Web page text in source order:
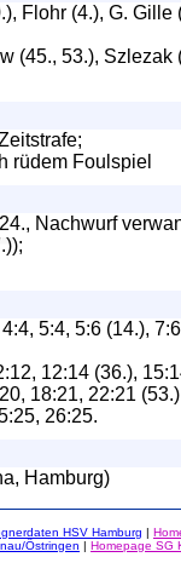
Flohr (4.), G. Gille
(45., 53.), Szlezak
rüdem Foulspiel
Nachwurf
5:4, 5:6 (14.),
12:14 (36.),
18:21, 22:21
26:25.
Hamburg)
HSV Hamburg |
Östringen | Homepage SG